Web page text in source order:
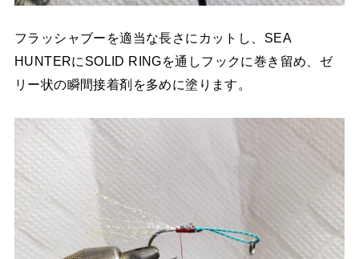
フラッシャブーを適当な長さにカットし、SEA
HUNTERにSOLID RINGを通しフックに巻き留め、ゼ
リー状の瞬間接着剤を多めに塗ります。